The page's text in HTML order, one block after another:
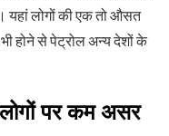
यहां लोगों की एक तो औसत
होने से पेट्रोल अन्य देशों के
पर कम असर